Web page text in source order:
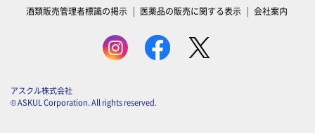
酒類販売管理者標識の掲示
医薬品の販売に関する表示 会社案内
アスクル株式会社
© ASKUL Corporation. All rights reserved.